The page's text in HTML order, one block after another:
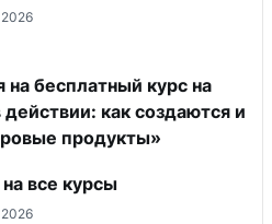
на бесплатный курс на
как создаются и
продукты»
все курсы